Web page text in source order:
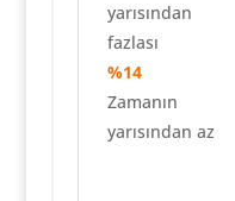
yarısından
fazlası
%14
Zamanın
yarısından az